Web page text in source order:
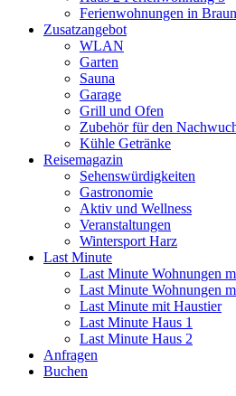
Ferienwohnungen in
Zusatzangebot
WLAN
Garten
Sauna
Garage
Grill und Ofen
Zubehör für den
Kühle Getränke
Reisemagazin
Sehenswürdigkeiten
Gastronomie
Aktiv und Wellness
Veranstaltungen
Wintersport Harz
Last Minute
Last Minute Wohnungen
Last Minute Wohnungen
Last Minute mit Haustier
Last Minute Haus 1
Last Minute Haus 2
Anfragen
Buchen